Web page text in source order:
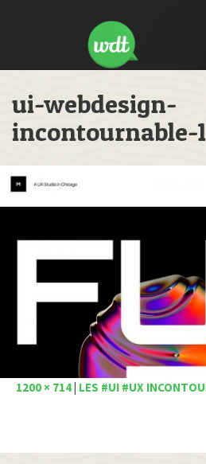
ui-webdesign-
incontournable-1
1200 × 714| LES #UI #UX